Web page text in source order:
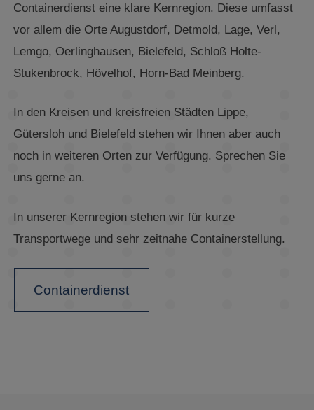
Containerdienst eine klare Kernregion. Diese umfasst
vor allem die Orte Augustdorf, Detmold, Lage, Verl,
Lemgo, Oerlinghausen, Bielefeld, Schloß Holte-
Stukenbrock, Hövelhof, Horn-Bad Meinberg.
In den Kreisen und kreisfreien Städten Lippe,
Gütersloh und Bielefeld stehen wir Ihnen aber auch
noch in weiteren Orten zur Verfügung. Sprechen Sie
uns gerne an.
In unserer Kernregion stehen wir für kurze
Transportwege und sehr zeitnahe Containerstellung.
Containerdienst